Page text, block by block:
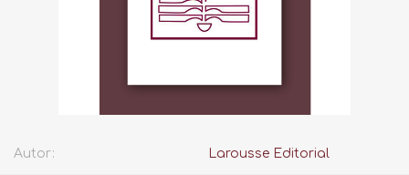
Autor: Larousse Editorial